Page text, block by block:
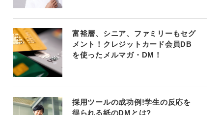
富裕層、シニア、ファミリーもセグ
メント！クレジットカード会員DB
を使ったメルマガ・DM！
採用ツールの成功例!学生の反応を
得られる紙のDMとは?